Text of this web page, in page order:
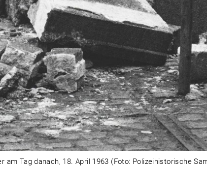
am Tag danach, 18. April 1963 (Foto: Polizeihistorische